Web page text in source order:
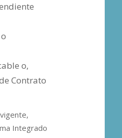
o,
Contrato
Integrado